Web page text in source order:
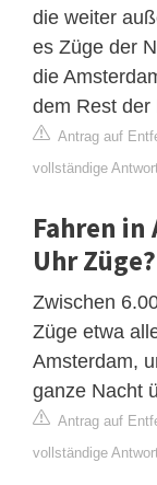
die weiter
es Züge der
die
dem Rest der
Antrag auf
vollständige
Fahren in
Uhr Züge?
Zwischen
Züge etwa
Amsterdam,
ganze Nacht
Antrag auf
vollständige